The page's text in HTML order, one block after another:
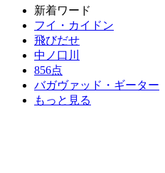
新着ワード
フイ・カイドン
飛びだせ
中ノ口川
856点
バガヴァッド・ギーター
もっと見る